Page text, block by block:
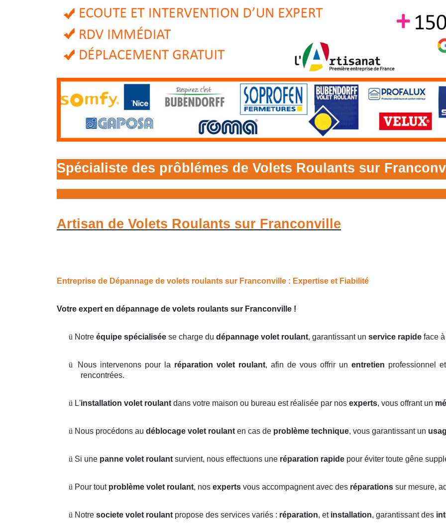
Spécialiste des prôblémes de Volets Roulants sur
Artisan de Volets Roulants sur Franconville
Entreprise de Dépannage de volets roulants sur Franconville : Expertise et Fiabilité
Votre expert en dépannage de volets roulants sur Franconville !
ü Notre équipe spécialisée se charge du dépannage volet roulant, garantissant un service rapide face
ü Nous intervenons pour la réparation volet roulant, afin de vous offrir un entretien professionnel
rencontrées.
ü L'installation volet roulant dans votre maison ou bureau est réalisée par nos experts, vous offrant un
ü Nous procédons au déblocage volet roulant en cas de problème technique, vous garantissant un
ü Si une panne volet roulant survient, nous effectuons une réparation rapide pour éviter toute gêne
ü Pour tout problème volet roulant, nos experts vous accompagnent avec des réparations sur mesure,
ü Notre societe volet roulant propose des services variés : réparation, et installation, garantissant des